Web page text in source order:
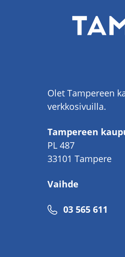
Olet Tampereen
verkkosivuilla.
Tampereen
PL 487
33101 Tampere
Vaihde
03 565 611